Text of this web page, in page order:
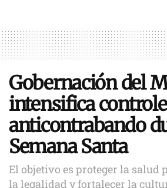
Gobernación del
intensifica
anticontrabando
Semana Santa
El objetivo es proteger la salud
la legalidad y fortalecer la